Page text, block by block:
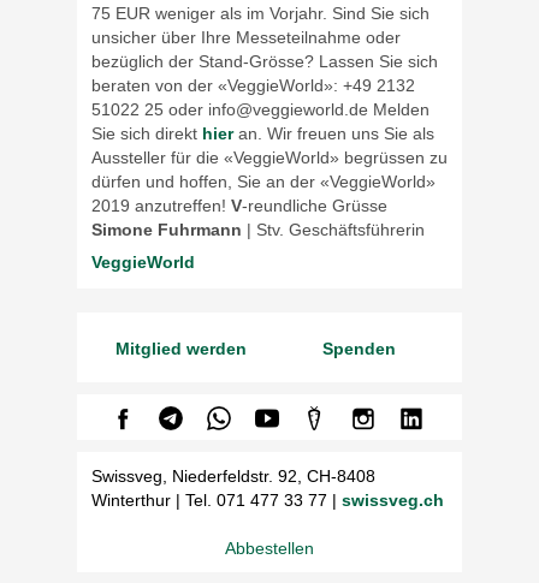
75 EUR weniger als im Vorjahr. Sind Sie sich
unsicher über Ihre Messeteilnahme oder
bezüglich der Stand-Grösse? Lassen Sie sich
beraten von der «VeggieWorld»: +49 2132
51022 25 oder info@veggieworld.de Melden
Sie sich direkt hieran. Wir freuen uns Sie als
Aussteller für die «VeggieWorld» begrüssen zu
dürfen und hoffen, Sie an der «VeggieWorld»
2019 anzutreffen! V-reundliche Grüsse
Simone Fuhrmann | Stv. Geschäftsführerin
VeggieWorld
Mitglied werden Spenden
Swissveg, Niederfeldstr. 92, CH-8408
Winterthur | Tel. 071 477 33 77 | swissveg.ch
Abbestellen